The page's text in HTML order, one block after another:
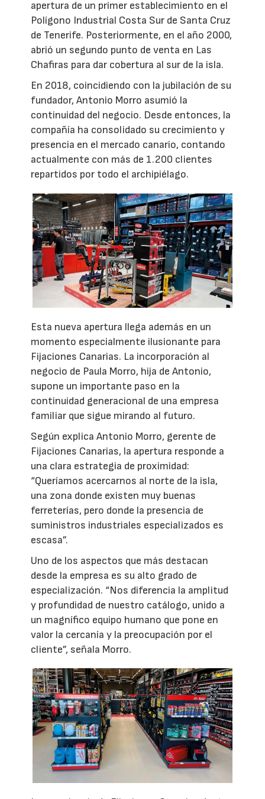
apertura de un primer establecimiento en el
Polígono Industrial Costa Sur de Santa Cruz
de Tenerife. Posteriormente, en el año 2000,
abrió un segundo punto de venta en Las
Chafiras para dar cobertura al sur de la isla.
En 2018, coincidiendo con la jubilación de su
fundador, Antonio Morro asumió la
continuidad del negocio. Desde entonces, la
compañía ha consolidado su crecimiento y
presencia en el mercado canario, contando
actualmente con más de 1.200 clientes
repartidos por todo el archipiélago.
Esta nueva apertura llega además en un
momento especialmente ilusionante para
Fijaciones Canarias. La incorporación al
negocio de Paula Morro, hija de Antonio,
supone un importante paso en la
continuidad generacional de una empresa
familiar que sigue mirando al futuro.
Según explica Antonio Morro, gerente de
Fijaciones Canarias, la apertura responde a
una clara estrategia de proximidad:
“Queríamos acercarnos al norte de la isla,
una zona donde existen muy buenas
ferreterías, pero donde la presencia de
suministros industriales especializados es
escasa”.
Uno de los aspectos que más destacan
desde la empresa es su alto grado de
especialización. “Nos diferencia la amplitud
y profundidad de nuestro catálogo, unido a
un magnífico equipo humano que pone en
valor la cercanía y la preocupación por el
cliente”, señala Morro.